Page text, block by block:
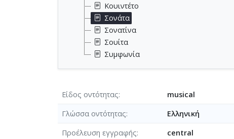
Κουιντέτο
Σονάτα
Σονατίνα
Σουίτα
Συμφωνία
Είδος οντότητας
musical
Γλώσσα οντότητας
Ελληνική
Προέλευση εγγραφής
central